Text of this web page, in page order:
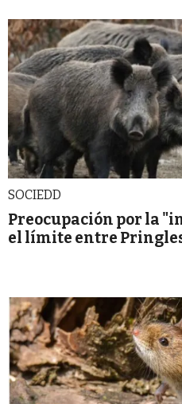
SOCIEDD
Preocupación por la
el límite entre